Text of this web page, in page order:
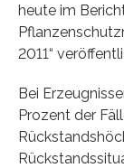
heute im
2011“
Bei
Prozent der